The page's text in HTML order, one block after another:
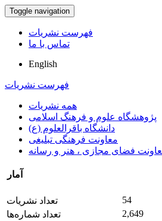
Toggle navigation
فهرست نشریات
تماس با ما
English
فهرست نشریات
همه نشریات
پژوهشگاه علوم و فرهنگ اسلامی
دانشگاه باقرالعلوم (ع)
معاونت فرهنگی تبلیغی
فضای مجازی ، هنر و رسانه
آمار
تعداد نشریات
54
تعداد شماره‌ها
2,649